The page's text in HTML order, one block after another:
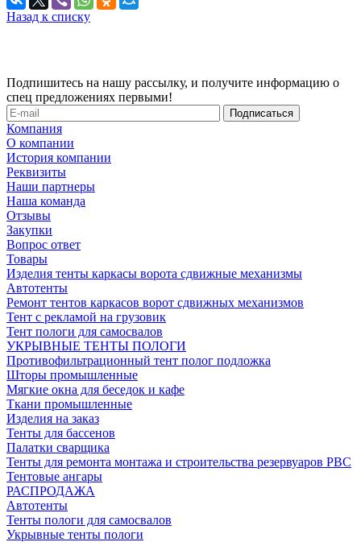
Назад к списку
Подпишитесь на нашу рассылку, и получите информацию о
спец предложениях первыми!
Компания
О компании
История компании
Реквизиты
Наши партнеры
Наша команда
Отзывы
Закупки
Вопрос ответ
Товары
Изделия тенты каркасы ворота сдвижные механизмы
Автотенты
Ремонт тентов каркасов ворот сдвижных механизмов
Тент с рекламой на грузовик
Тент пологи для самосвалов
УКРЫВНЫЕ ТЕНТЫ ПОЛОГИ
Противофильтрационный тент полог подложка
Шторы промышленные
Мягкие окна для беседок и кафе
Ткани промышленные
Изделия на заказ
Тенты для бассенов
Палатки сварщика
Тенты для ремонта монтажа и строительства резервуаров РВС
Тентовые ангары
РАСПРОДАЖА
Автотенты
Тенты пологи для самосвалов
Укрывные тенты пологи